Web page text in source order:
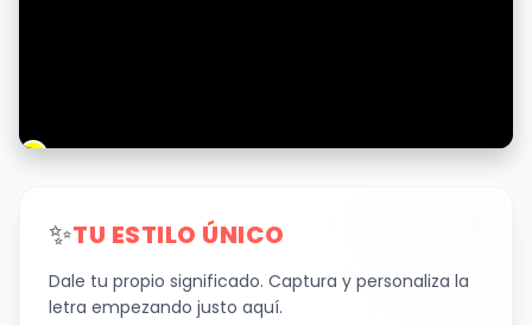
✨TU ESTILO ÚNICO
Dale tu propio significado. Captura y personaliza la
letra empezando justo aquí.